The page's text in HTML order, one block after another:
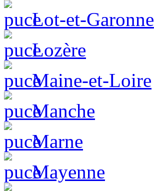
Lot-et-Garonne
Lozère
Maine-et-Loire
Manche
Marne
Mayenne